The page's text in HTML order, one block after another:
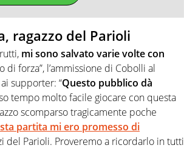
ragazzo del Parioli
mi sono salvato varie volte con
forza”, l’ammissione di Cobolli al
supporter: “Questo pubblico dà
tempo molto facile giocare con questa
scomparso tragicamente poche
partita mi ero promesso di
del Parioli. Proveremo a ricordarlo in tutti